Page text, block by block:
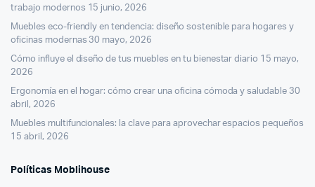
trabajo modernos 15 junio, 2026
Muebles eco-friendly en tendencia: diseño sostenible para hogares y
oficinas modernas 30 mayo, 2026
Cómo influye el diseño de tus muebles en tu bienestar diario 15 mayo,
2026
Ergonomía en el hogar: cómo crear una oficina cómoda y saludable 30
abril, 2026
Muebles multifuncionales: la clave para aprovechar espacios pequeños
15 abril, 2026
Políticas Moblihouse